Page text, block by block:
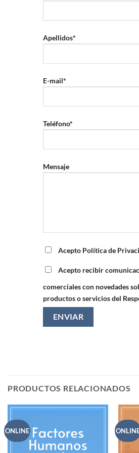
Apellidos*
E-mail*
Teléfono*
Mensaje
Acepto Política de
Acepto recibir
comerciales con novedades
productos o servicios del
PRODUCTOS RELACIONADOS
ONLINE